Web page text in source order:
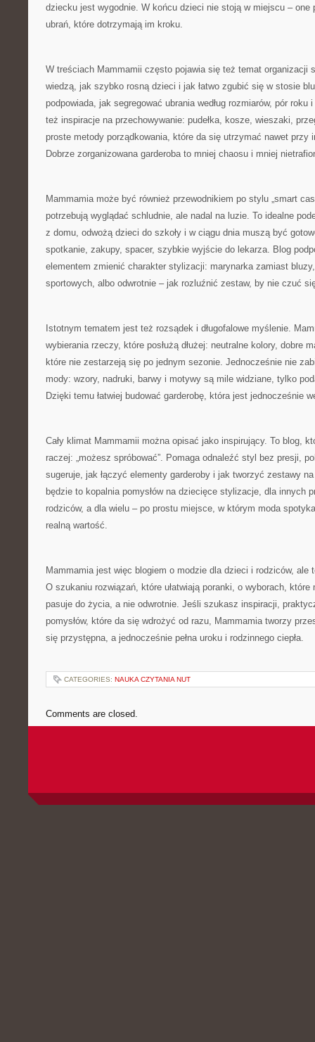
dziecku jest wygodnie. W końcu dzieci nie stoją w miejscu – one
ubrań, które dotrzymają im kroku.
W treściach Mammamii często pojawia się też temat organizacji
wiedzą, jak szybko rosną dzieci i jak łatwo zgubić się w stosie
podpowiada, jak segregować ubrania według rozmiarów, pór
też inspiracje na przechowywanie: pudełka, kosze, wieszaki,
proste metody porządkowania, które da się utrzymać nawet przy
Dobrze zorganizowana garderoba to mniej chaosu i mniej
Mammamia może być również przewodnikiem po stylu „smart
potrzebują wyglądać schludnie, ale nadal na luzie. To idealne
z domu, odwożą dzieci do szkoły i w ciągu dnia muszą być
spotkanie, zakupy, spacer, szybkie wyjście do lekarza. Blog
elementem zmienić charakter stylizacji: marynarka zamiast
sportowych, albo odwrotnie – jak rozluźnić zestaw, by nie czuć
Istotnym tematem jest też rozsądek i długofalowe myślenie.
wybierania rzeczy, które posłużą dłużej: neutralne kolory, dobre
które nie zestarzeją się po jednym sezonie. Jednocześnie nie
mody: wzory, nadruki, barwy i motywy są mile widziane, tylko
Dzięki temu łatwiej budować garderobę, która jest jednocześnie
Cały klimat Mammamii można opisać jako inspirujący. To blog,
raczej: „możesz spróbować”. Pomaga odnaleźć styl bez presji,
sugeruje, jak łączyć elementy garderoby i jak tworzyć zestawy
będzie to kopalnia pomysłów na dziecięce stylizacje, dla innych
rodziców, a dla wielu – po prostu miejsce, w którym moda
realną wartość.
Mammamia jest więc blogiem o modzie dla dzieci i rodziców, ale
O szukaniu rozwiązań, które ułatwiają poranki, o wyborach,
pasuje do życia, a nie odwrotnie. Jeśli szukasz inspiracji,
pomysłów, które da się wdrożyć od razu, Mammamia tworzy
się przystępna, a jednocześnie pełna uroku i rodzinnego ciepła.
CATEGORIES: NAUKA CZYTANIA NUT
Comments are closed.